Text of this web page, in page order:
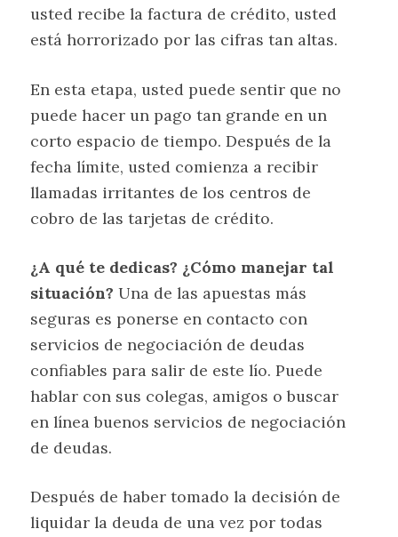
usted recibe la factura de crédito, usted
está horrorizado por las cifras tan altas.
En esta etapa, usted puede sentir que no
puede hacer un pago tan grande en un
corto espacio de tiempo. Después de la
fecha límite, usted comienza a recibir
llamadas irritantes de los centros de
cobro de las tarjetas de crédito.
¿A qué te dedicas? ¿Cómo manejar tal
situación? Una de las apuestas más
seguras es ponerse en contacto con
servicios de negociación de deudas
confiables para salir de este lío. Puede
hablar con sus colegas, amigos o buscar
en línea buenos servicios de negociación
de deudas.
Después de haber tomado la decisión de
liquidar la deuda de una vez por todas